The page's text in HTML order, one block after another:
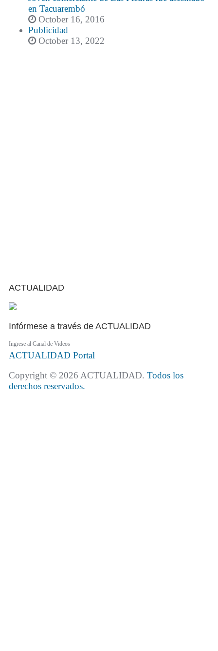
en Tacuarembó
October 16, 2016
Publicidad
October 13, 2022
ACTUALIDAD
Infórmese a través de ACTUALIDAD
Ingrese al Canal de Videos
ACTUALIDAD Portal
Copyright © 2026 ACTUALIDAD. Todos los
derechos reservados.